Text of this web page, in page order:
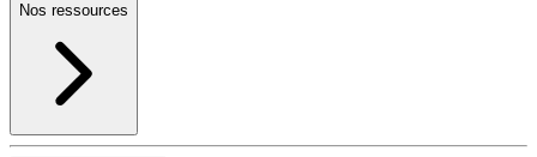
Nos ressources